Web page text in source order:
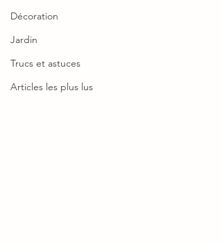
Décoration
Jardin
Trucs et astuces
Articles les plus lus